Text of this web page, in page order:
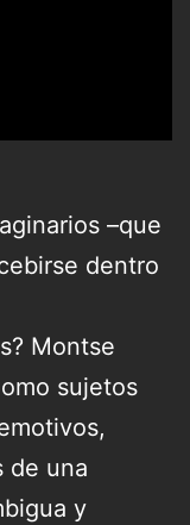
–que
dentro
Montse
sujetos
de una
y